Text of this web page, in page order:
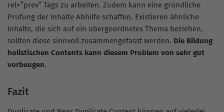
rel=”prev” Tags zu arbeiten. Zudem kann eine gründliche
Prüfung der Inhalte Abhilfe schaffen. Existieren ähnliche
Inhalte, die sich auf ein übergeordnetes Thema beziehen,
sollten diese sinnvoll zusammengefasst werden. Die Bildung
holistischen Contents kann diesem Problem von sehr gut
vorbeugen.
Fazit